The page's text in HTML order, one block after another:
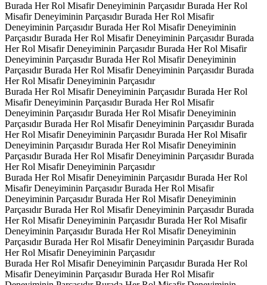
Burada Her Rol Misafir Deneyiminin Parçasıdır Burada Her Rol
Misafir Deneyiminin Parçasıdır Burada Her Rol Misafir
Deneyiminin Parçasıdır Burada Her Rol Misafir Deneyiminin
Parçasıdır Burada Her Rol Misafir Deneyiminin Parçasıdır Burada
Her Rol Misafir Deneyiminin Parçasıdır Burada Her Rol Misafir
Deneyiminin Parçasıdır Burada Her Rol Misafir Deneyiminin
Parçasıdır Burada Her Rol Misafir Deneyiminin Parçasıdır Burada
Her Rol Misafir Deneyiminin Parçasıdır
Burada Her Rol Misafir Deneyiminin Parçasıdır Burada Her Rol
Misafir Deneyiminin Parçasıdır Burada Her Rol Misafir
Deneyiminin Parçasıdır Burada Her Rol Misafir Deneyiminin
Parçasıdır Burada Her Rol Misafir Deneyiminin Parçasıdır Burada
Her Rol Misafir Deneyiminin Parçasıdır Burada Her Rol Misafir
Deneyiminin Parçasıdır Burada Her Rol Misafir Deneyiminin
Parçasıdır Burada Her Rol Misafir Deneyiminin Parçasıdır Burada
Her Rol Misafir Deneyiminin Parçasıdır
Burada Her Rol Misafir Deneyiminin Parçasıdır Burada Her Rol
Misafir Deneyiminin Parçasıdır Burada Her Rol Misafir
Deneyiminin Parçasıdır Burada Her Rol Misafir Deneyiminin
Parçasıdır Burada Her Rol Misafir Deneyiminin Parçasıdır Burada
Her Rol Misafir Deneyiminin Parçasıdır Burada Her Rol Misafir
Deneyiminin Parçasıdır Burada Her Rol Misafir Deneyiminin
Parçasıdır Burada Her Rol Misafir Deneyiminin Parçasıdır Burada
Her Rol Misafir Deneyiminin Parçasıdır
Burada Her Rol Misafir Deneyiminin Parçasıdır Burada Her Rol
Misafir Deneyiminin Parçasıdır Burada Her Rol Misafir